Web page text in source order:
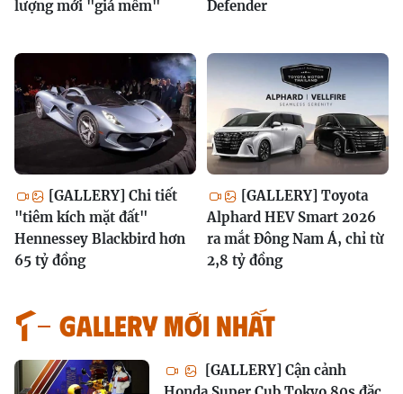
lượng mới "giá mềm" Defender
[GALLERY] Chi tiết
"tiêm kích mặt đất"
Hennessey Blackbird hơn
65 tỷ đồng
[GALLERY] Toyota
Alphard HEV Smart 2026
ra mắt Đông Nam Á, chỉ từ
2,8 tỷ đồng
GALLERY MỚI NHẤT
[GALLERY] Cận cảnh